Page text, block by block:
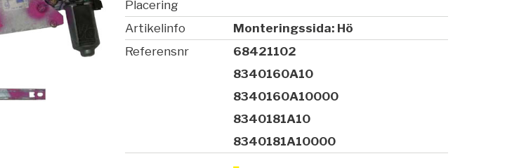
Placering
Artikelinfo
Monteringssida: Hö
Referensnr
68421102
8340160A10
8340160A10000
8340181A10
8340181A10000